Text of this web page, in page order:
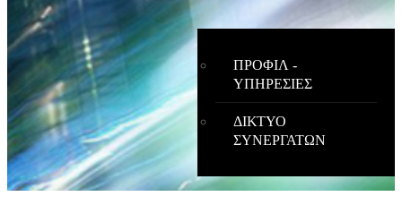
ΠΡΟΦΙΛ -
ΥΠΗΡΕΣΙΕΣ
ΔΙΚΤΥΟ
ΣΥΝΕΡΓΑΤΩΝ